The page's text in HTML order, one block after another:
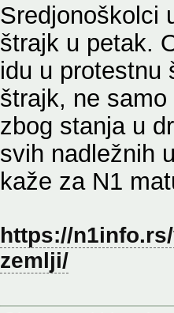
Sredjonoškolci
štrajk u petak.
idu u protestnu
štrajk, ne
zbog stanja u
svih nadležnih
kaže za N1
https://
zemlji/